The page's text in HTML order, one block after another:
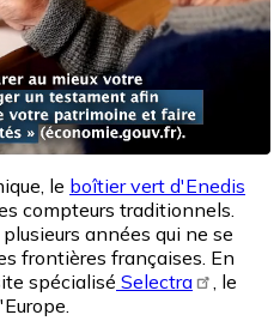
le boîtier vert d'Enedis
compteurs traditionnels.
années qui ne se
frontières françaises. En
spécialisé Selectra
, le